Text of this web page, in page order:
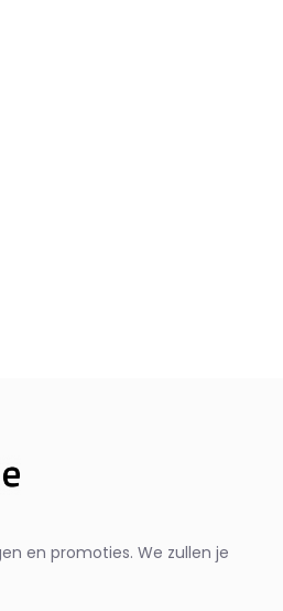
en promoties. We zullen je